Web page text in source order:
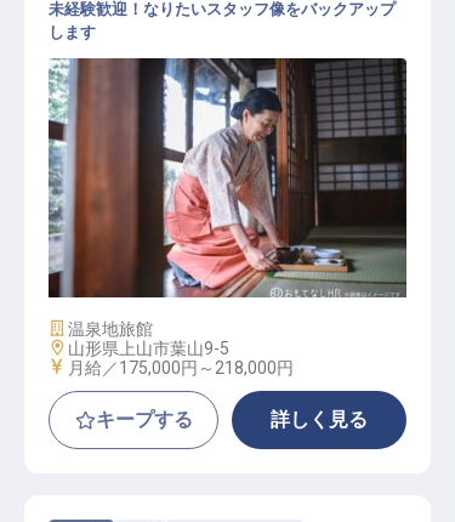
一般接客サービス
未経験歓迎！なりたいスタッフ像をバックアップ
します
施設業態
温泉地旅館
勤務地
山形県上山市葉山9-5
給与
月給／175,000円～ 218,000円
キープする 詳しく見る